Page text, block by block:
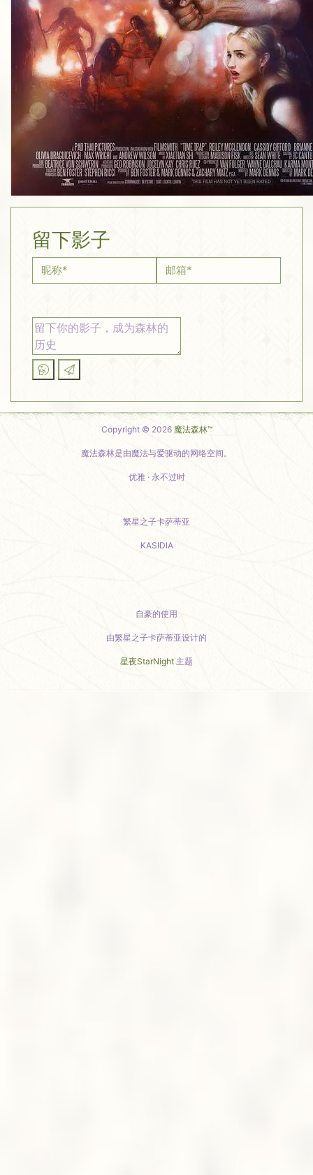
留下影子
昵称* 邮箱*
Copyright © 2026 魔法森林™
魔法森林是由魔法与爱驱动的网络空间。
优雅 · 永不过时
繁星之子卡萨蒂亚
KASIDIA
自豪的使用
由繁星之子卡萨蒂亚设计的
星夜StarNight 主题